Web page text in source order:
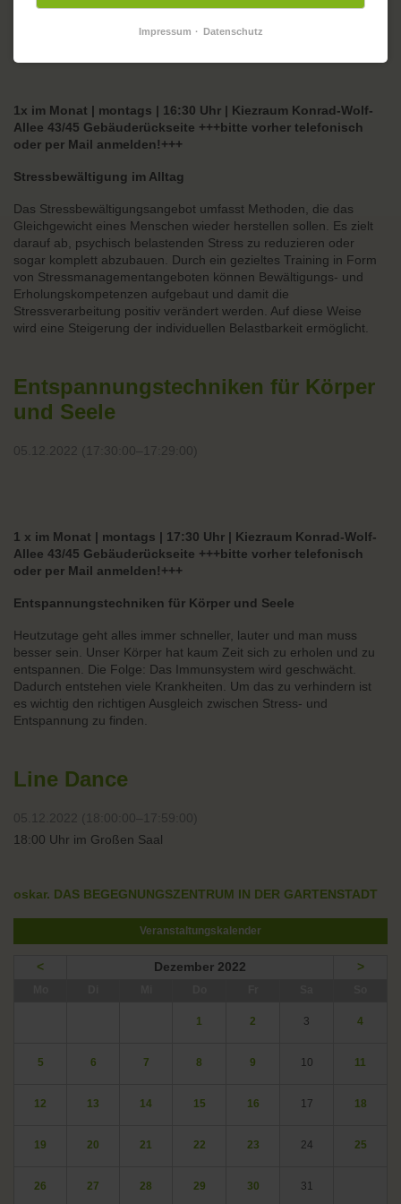
1x im Monat | montags | 16:30 Uhr | Kiezraum Konrad-Wolf-
Allee 43/45 Gebäuderückseite +++bitte vorher telefonisch
oder per Mail anmelden!+++
Stressbewältigung im Alltag
Das Stressbewältigungsangebot umfasst Methoden, die das
Gleichgewicht eines Menschen wieder herstellen sollen. Es zielt
darauf ab, psychisch belastenden Stress zu reduzieren oder
sogar komplett abzubauen. Durch ein gezieltes Training in Form
von Stressmanagementangeboten können Bewältigungs- und
Erholungskompetenzen aufgebaut und damit die
Stressverarbeitung positiv verändert werden. Auf diese Weise
wird eine Steigerung der individuellen Belastbarkeit ermöglicht.
Entspannungstechniken für Körper
und Seele
05.12.2022 (17:30:00–17:29:00)
1 x im Monat | montags | 17:30 Uhr | Kiezraum Konrad-Wolf-
Allee 43/45 Gebäuderückseite +++bitte vorher telefonisch
oder per Mail anmelden!+++
Entspannungstechniken für Körper und Seele
Heutzutage geht alles immer schneller, lauter und man muss
besser sein. Unser Körper hat kaum Zeit sich zu erholen und zu
entspannen. Die Folge: Das Immunsystem wird geschwächt.
Dadurch entstehen viele Krankheiten. Um das zu verhindern ist
es wichtig den richtigen Ausgleich zwischen Stress- und
Entspannung zu finden.
Line Dance
05.12.2022 (18:00:00–17:59:00)
18:00 Uhr im Großen Saal
oskar. DAS BEGEGNUNGSZENTRUM IN DER GARTENSTADT
Veranstaltungskalender
< Dezember 2022 >
1 2 3 4
5 6 7 8 9 10 11
12 13 14 15 16 17 18
19 20 21 22 23 24 25
26 27 28 29 30 31
Impressum Datenschutz